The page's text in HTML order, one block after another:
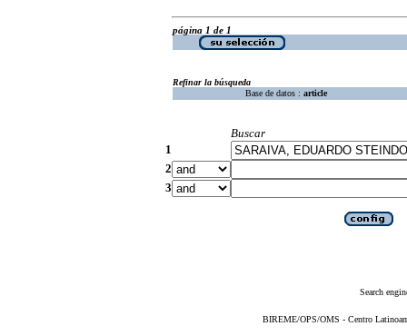
página 1 de 1
Refinar la búsqueda
Base de datos : article
Buscar
1
2
3
Search
BIREME/OPS/OMS - Centro